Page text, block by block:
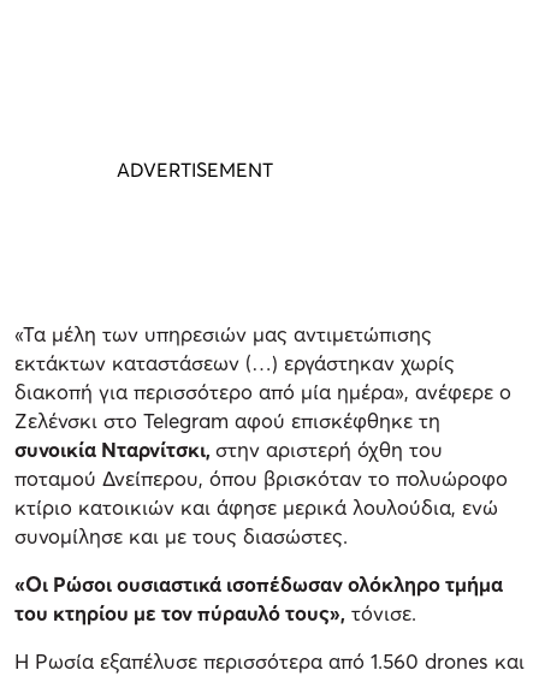
«Τα μέλη των υπηρεσιών μας αντιμετώπισης
εκτάκτων καταστάσεων (…) εργάστηκαν χωρίς
διακοπή για περισσότερο από μία ημέρα», ανέφερε ο
Ζελένσκι στο Telegram αφού επισκέφθηκε τη
συνοικία Νταρνίτσκι, στην αριστερή όχθη του
ποταμού Δνείπερου, όπου βρισκόταν το πολυώροφο
κτίριο κατοικιών και άφησε μερικά λουλούδια, ενώ
συνομίλησε και με τους διασώστες.
«Οι Ρώσοι ουσιαστικά ισοπέδωσαν ολόκληρο τμήμα
του κτηρίου με τον πύραυλό τους», τόνισε.
Η Ρωσία εξαπέλυσε περισσότερα από 1.560 drones και